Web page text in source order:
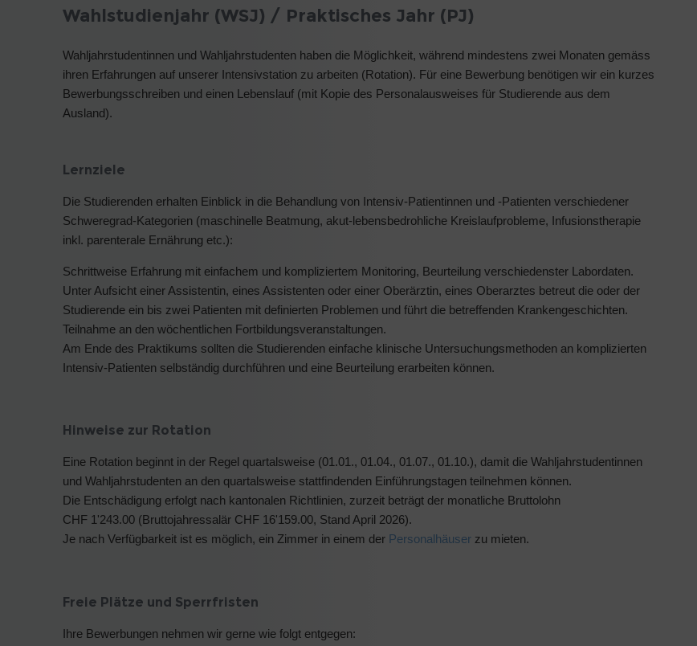
Wahlstudienjahr (WSJ) / Praktisches Jahr (PJ)
Wahljahrstudentinnen und Wahljahrstudenten haben die Möglichkeit, während mindestens zwei Monaten gemäss
ihren Erfahrungen auf unserer Intensivstation zu arbeiten (Rotation). Für eine Bewerbung benötigen wir ein kurzes
Bewerbungsschreiben und einen Lebenslauf (mit Kopie des Personalausweises für Studierende aus dem
Ausland).
Lernziele
Die Studierenden erhalten Einblick in die Behandlung von Intensiv-Patientinnen und -Patienten verschiedener
Schweregrad-Kategorien (maschinelle Beatmung, akut-lebensbedrohliche Kreislaufprobleme, Infusionstherapie
inkl. parenterale Ernährung etc.):
Schrittweise Erfahrung mit einfachem und kompliziertem Monitoring, Beurteilung verschiedenster Labordaten.
Unter Aufsicht einer Assistentin, eines Assistenten oder einer Oberärztin, eines Oberarztes betreut die oder der
Studierende ein bis zwei Patienten mit definierten Problemen und führt die betreffenden Krankengeschichten.
Teilnahme an den wöchentlichen Fortbildungsveranstaltungen.
Am Ende des Praktikums sollten die Studierenden einfache klinische Untersuchungsmethoden an komplizierten
Intensiv-Patienten selbständig durchführen und eine Beurteilung erarbeiten können.
Hinweise zur Rotation
Eine Rotation beginnt in der Regel quartalsweise (01.01., 01.04., 01.07., 01.10.), damit die Wahljahrstudentinnen
und Wahljahrstudenten an den quartalsweise stattfindenden Einführungstagen teilnehmen können.
Die Entschädigung erfolgt nach kantonalen Richtlinien, zurzeit beträgt der monatliche Bruttolohn
CHF 1'243.00 (Bruttojahressalär CHF 16'159.00, Stand April 2026).
Je nach Verfügbarkeit ist es möglich, ein Zimmer in einem der Personalhäuser zu mieten.
Freie Plätze und Sperrfristen
Ihre Bewerbungen nehmen wir gerne wie folgt entgegen: